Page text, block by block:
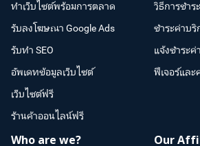
ทำเว็บไซต์พร้อมการตลาด
รับลงโฆษณา Google Ads
รับทำ SEO
อัพเดทข้อมูลเว็บไซต์
เว็บไซต์ฟรี
ร้านค้าออนไลน์ฟรี
วิธีการชำร
ชำระค่าบ
แจ้งชำระค่
ฟีเจอร์และ
Who are we? Our